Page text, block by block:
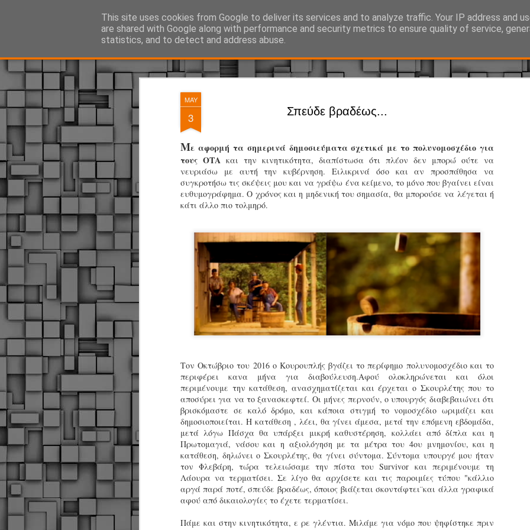
MAY
3 Σπεύδε βραδέως...
Με αφορμή τα σημερινά δημοσιεύματα σχετικά με το πολυνομοσχέδιο για
τους ΟΤΑ και την κινητικότητα, διαπίστωσα ότι πλέον δεν μπορώ ούτε να
νευριάσω με αυτή την κυβέρνηση. Ειλικρινά όσο και αν προσπάθησα να
συγκροτήσω τις σκέψεις μου και να γράψω ένα κείμενο, το μόνο που βγαίνει είναι
ευθυμογράφημα. Ο χρόνος και η μηδενική του σημασία, θα μπορούσε να λέγεται ή
κάτι άλλο πιο τολμηρό.
Τον Οκτώβριο του 2016 ο Κουρουπλής βγάζει το περίφημο πολυνομοσχέδιο και το
περιφέρει κανα μήνα για διαβούλευση.Αφού ολοκληρώνεται και όλοι
περιμένουμε την κατάθεση, ανασχηματίζεται και έρχεται ο Σκουρλέτης που το
αποσύρει για να το ξανασκεφτεί. Οι μήνες περνούν, ο υπουργός διαβεβαιώνει ότι
βρισκόμαστε σε καλό δρόμο, και κάποια στιγμή το νομοσχέδιο ωριμάζει και
δημοσιοποιείται. Η κατάθεση , λέει, θα γίνει άμεσα, μετά την επόμενη εβδομάδα,
μετά λόγω Πάσχα θα υπάρξει μικρή καθυστέρηση, κολλάει από δίπλα και η
Πρωτομαγιά, νάσου και η αξιολόγηση με τα μέτρα του 4ου μνημονίου, και η
κατάθεση, δηλώνει ο Σκουρλέτης, θα γίνει σύντομα. Σύντομα υπουργέ μου ήταν
τον Φλεβάρη, τώρα τελειώσαμε την πίστα του Survivor και περιμένουμε τη
Λάουρα να τερματίσει. Σε λίγο θα αρχίσετε και τις παροιμίες τύπου "κάλλιο
αργά παρά ποτέ, σπεύδε βραδέως, όποιος βιάζεται σκοντάφτει¨και άλλα γραφικά
αφού από δικαιολογίες το έχετε τερματίσει.
Πάμε και στην κινητικότητα, ε ρε γλέντια. Μιλάμε για νόμο που ψηφίστηκε πριν
This site uses cookies from Google to deliver its services and to analyze traffic. Your IP address and
are shared with Google along with performance and security metrics to ensure quality of service,
statistics, and to detect and address abuse.
ΔΗΜΟΤΙΚΗ ΑΣΤΥΝΟΜΙΑ, τα νέα! Ό, τι συμβαίνει γύρω από τη Δημοτική Αστυνομία, την τοπική
Ξεκινά επίσημα η
Η Δημοτική Αστυνομία
χώρους.
Η νέα υπηρεσία θα
εκπαιδευμένους
ήδη ολοκληρώσει την
Στο πλαίσιο της
ολοκαίνουργια
JUN
Αναμνηστικά
ελέγχων σε ιδιοκτήτες
Θεσσαλονίκης: Ένταση